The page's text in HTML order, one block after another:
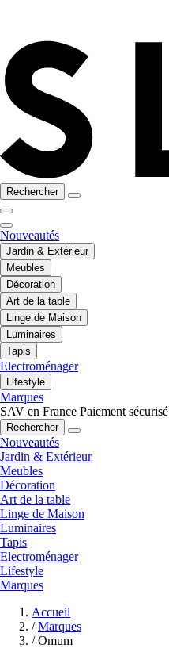
Rechercher
Nouveautés
Jardin & Extérieur
Meubles
Décoration
Art de la table
Linge de Maison
Luminaires
Tapis
Electroménager
Lifestyle
Marques
SAV en France Paiement sécurisé
Rechercher
Nouveautés
Jardin & Extérieur
Meubles
Décoration
Art de la table
Linge de Maison
Luminaires
Tapis
Electroménager
Lifestyle
Marques
Accueil
/ Marques
/ Omum